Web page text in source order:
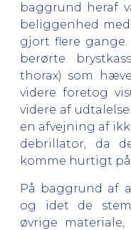
baggrund heraf
beliggenhed
gjort flere
berørte
thorax) som
videre foretog
videre af
en afvejning af
debrillator, da
komme hurtigt
På baggrund af
og idet de
øvrige